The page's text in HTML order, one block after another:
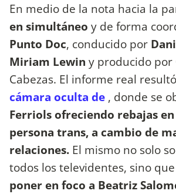
En medio de la nota hacia la
en simultáneo y de forma
Punto Doc, conducido por
Miriam Lewin y producido por
Cabezas. El informe real
cámara oculta de , donde se
Ferriols ofreciendo rebajas
persona trans, a cambio de
relaciones. El mismo no solo
todos los televidentes, sino que
poner en foco a Beatriz